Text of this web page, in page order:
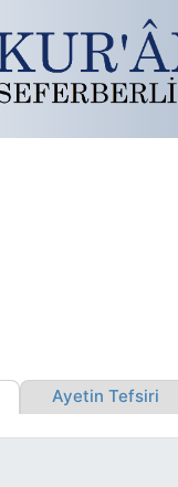
Ayetin Tefsiri